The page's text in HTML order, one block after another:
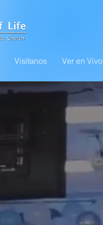
Visítanos Ver en Vivo